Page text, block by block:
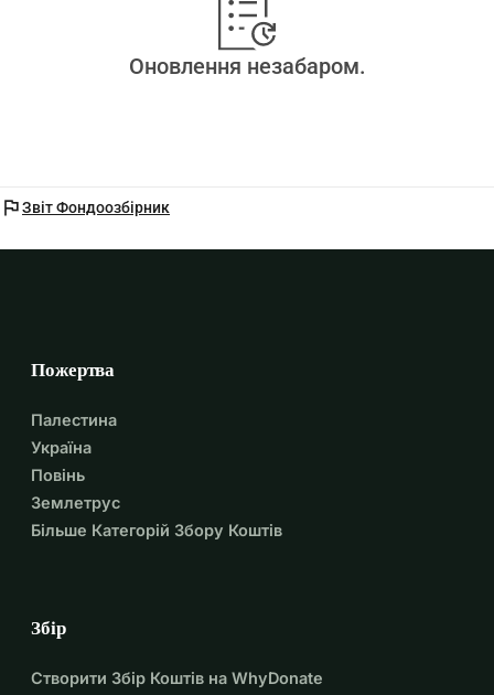
Оновлення незабаром.
flagЗвіт Фондоозбірник
Пожертва
Палестина
Україна
Повінь
Землетрус
Більше Категорій Збору Коштів
Збір
Створити Збір Коштів на WhyDonate